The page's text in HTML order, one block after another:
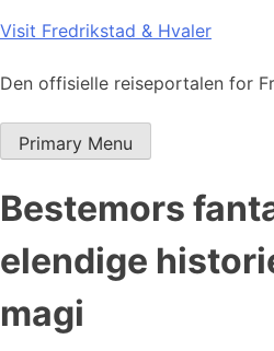
Skip
content
Visit Fredrikstad & Hvaler
Den offisielle reiseportalen for
Primary Menu
Bestemors
elendige
magi